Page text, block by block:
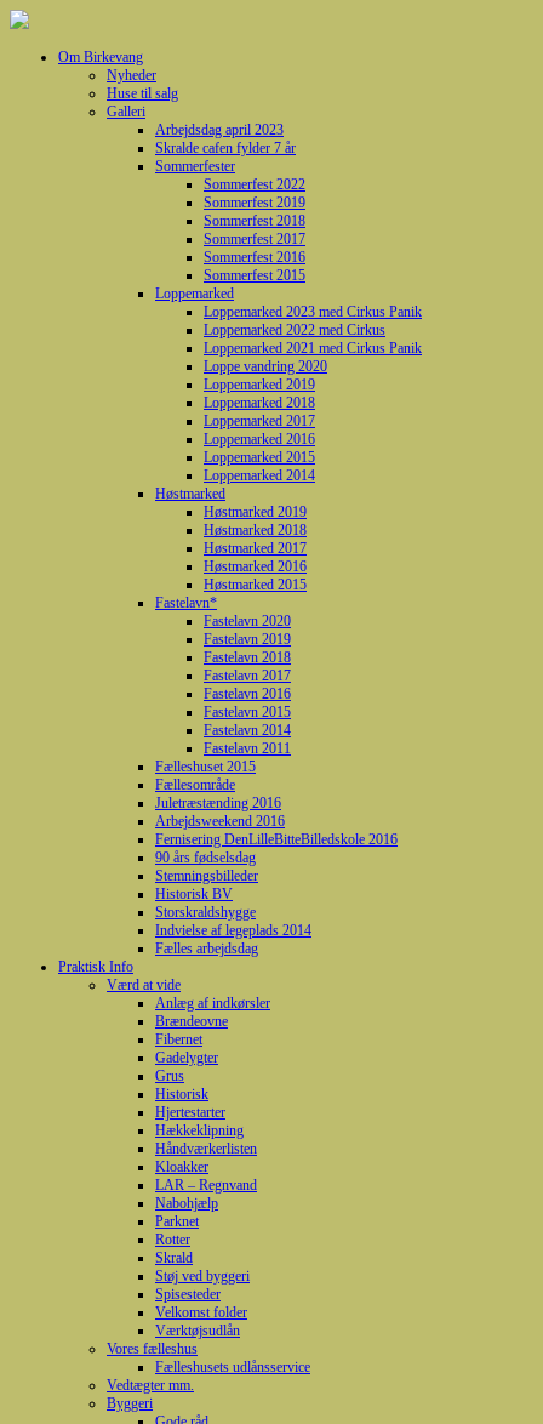
Om Birkevang
Nyheder
Huse til salg
Galleri
Arbejdsdag april 2023
Skralde cafen fylder 7 år
Sommerfester
Sommerfest 2022
Sommerfest 2019
Sommerfest 2018
Sommerfest 2017
Sommerfest 2016
Sommerfest 2015
Loppemarked
Loppemarked 2023 med Cirkus Panik
Loppemarked 2022 med Cirkus
Loppemarked 2021 med Cirkus Panik
Loppe vandring 2020
Loppemarked 2019
Loppemarked 2018
Loppemarked 2017
Loppemarked 2016
Loppemarked 2015
Loppemarked 2014
Høstmarked
Høstmarked 2019
Høstmarked 2018
Høstmarked 2017
Høstmarked 2016
Høstmarked 2015
Fastelavn*
Fastelavn 2020
Fastelavn 2019
Fastelavn 2018
Fastelavn 2017
Fastelavn 2016
Fastelavn 2015
Fastelavn 2014
Fastelavn 2011
Fælleshuset 2015
Fællesområde
Juletræstænding 2016
Arbejdsweekend 2016
Fernisering DenLilleBitteBilledskole 2016
90 års fødselsdag
Stemningsbilleder
Historisk BV
Storskraldshygge
Indvielse af legeplads 2014
Fælles arbejdsdag
Praktisk Info
Værd at vide
Anlæg af indkørsler
Brændeovne
Fibernet
Gadelygter
Grus
Historisk
Hjertestarter
Hækkeklipning
Håndværkerlisten
Kloakker
LAR – Regnvand
Nabohjælp
Parknet
Rotter
Skrald
Støj ved byggeri
Spisesteder
Velkomst folder
Værktøjsudlån
Vores fælleshus
Fælleshusets udlånsservice
Vedtægter mm.
Byggeri